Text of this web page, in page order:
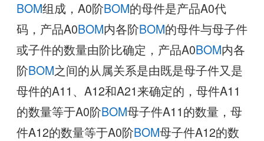
BOM组成，A0阶BOM的母件是产品A0代
码，产品A0BOM内各阶BOM的母件与母子件
或子件的数量由阶比确定，产品A0BOM内各
阶BOM之间的从属关系是由既是母子件又是
母件的A11、A12和A21来确定的，母件A11
的数量等于A0阶BOM母子件A11的数量，母
件A12的数量等于A0阶BOM母子件A12的数